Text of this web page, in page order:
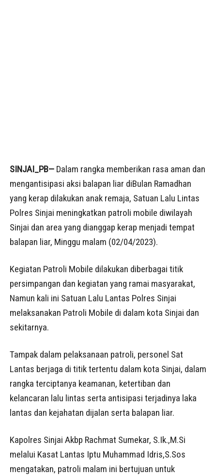
SINJAI_PB— Dalam rangka memberikan rasa aman dan
mengantisipasi aksi balapan liar diBulan Ramadhan
yang kerap dilakukan anak remaja, Satuan Lalu Lintas
Polres Sinjai meningkatkan patroli mobile diwilayah
Sinjai dan area yang dianggap kerap menjadi tempat
balapan liar, Minggu malam (02/04/2023).
Kegiatan Patroli Mobile dilakukan diberbagai titik
persimpangan dan kegiatan yang ramai masyarakat,
Namun kali ini Satuan Lalu Lantas Polres Sinjai
melaksanakan Patroli Mobile di dalam kota Sinjai dan
sekitarnya.
Tampak dalam pelaksanaan patroli, personel Sat
Lantas berjaga di titik tertentu dalam kota Sinjai, dalam
rangka terciptanya keamanan, ketertiban dan
kelancaran lalu lintas serta antisipasi terjadinya laka
lantas dan kejahatan dijalan serta balapan liar.
Kapolres Sinjai Akbp Rachmat Sumekar, S.Ik.,M.Si
melalui Kasat Lantas Iptu Muhammad Idris,S.Sos
mengatakan, patroli malam ini bertujuan untuk